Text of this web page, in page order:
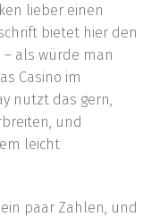
lieber einen
bietet hier den
als würde man
Casino im
nutzt das gern,
und
leicht
paar Zahlen, und